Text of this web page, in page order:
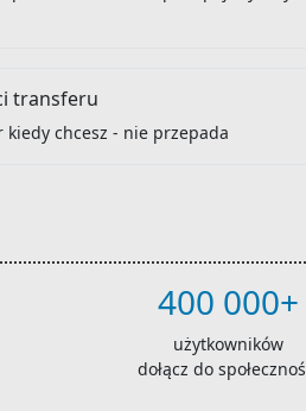
transferu
chcesz - nie przepada
400 000+
użytkowników
dołącz do